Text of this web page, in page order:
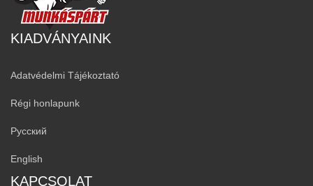
KIADVÁNYAINK
Adatvédelmi Tájékoztató
Régi honlapunk
Русский
English
KAPCSOLAT